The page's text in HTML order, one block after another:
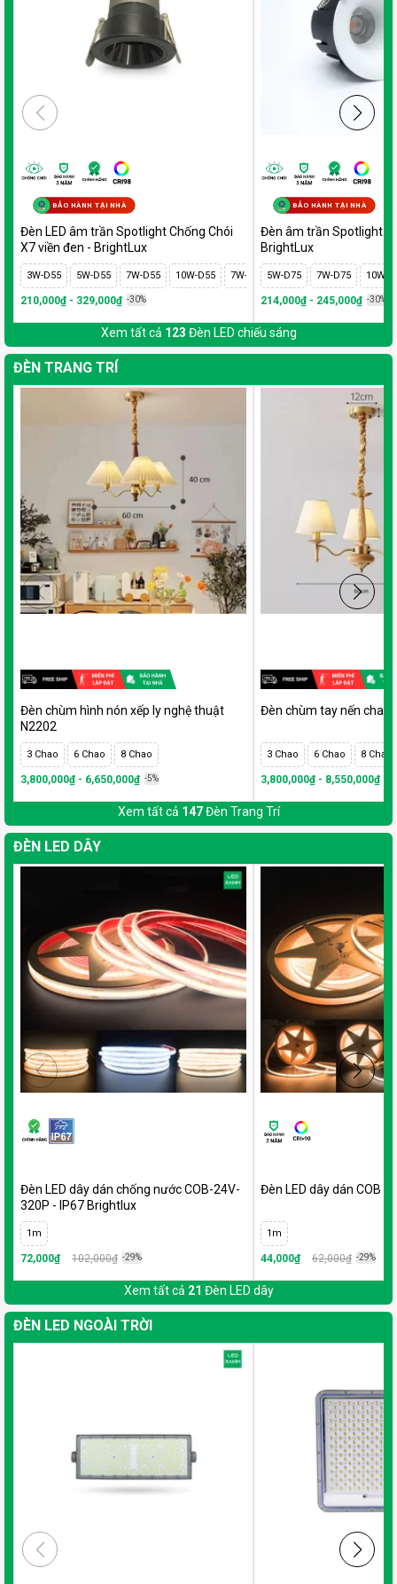
BẢO HÀNH TẠI NHÀ
Đèn LED âm trần Spotlight Chống Chói
X7 viền đen - BrightLux
3W-D55 5W-D55 7W-D55 10W-D55 7W-D75 10W-D75 12W-D75
210,000₫ - 329,000₫ -30%
BẢO HÀNH TẠI NHÀ
Đèn âm trần Spotlight
BrightLux
5W-D75 7W-D75 10W-
214,000₫ - 245,000₫ -30%
Xem tất cả 123 Đèn LED chiếu sáng
ĐÈN TRANG TRÍ
Đèn chùm hình nón xếp ly nghệ thuật
N2202
3 Chao 6 Chao 8 Chao
3,800,000₫ - 6,650,000₫ -5%
Đèn chùm tay nến chao
3 Chao 6 Chao 8 Chao
3,800,000₫ - 8,550,000₫
Xem tất cả 147Đèn Trang Trí
ĐÈN LED DÂY
Đèn LED dây dán chống nước COB-24V-
320P - IP67 Brightlux
1m
72,000₫ 102,000₫ -29%
Đèn LED dây dán COB
1m
44,000₫ 62,000₫ -29%
Xem tất cả 21 Đèn LED dây
ĐÈN LED NGOÀI TRỜI